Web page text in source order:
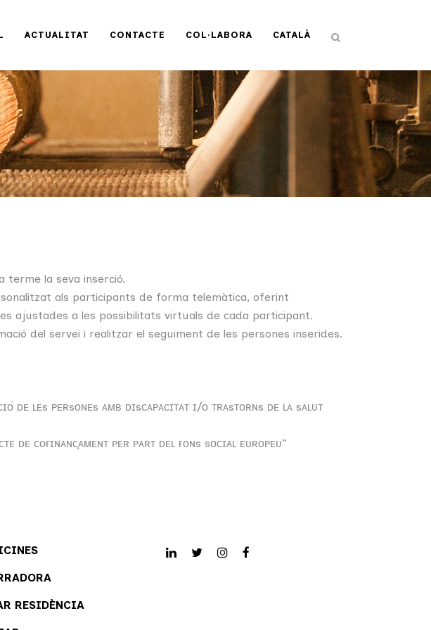
ACTUALITAT CONTACTE COL·LABORA CATALÀ
terme la seva inserció.
als participants de forma telemàtica, oferint
ajustades a les possibilitats virtuals de cada participant.
del servei i realitzar el seguiment de les persones inserides.
ᴅᴇ ʟᴇs ᴘᴇʀsᴏɴᴇs ᴀᴍʙ ᴅɪsᴄᴀᴘᴀᴄɪᴛᴀᴛ ɪ/ᴏ ᴛʀᴀsᴛᴏʀɴs ᴅᴇ ʟᴀ sᴀʟᴜᴛ
ᴅᴇ ᴄᴏғɪɴᴀɴᴄ̧ᴀᴍᴇɴᴛ ᴘᴇʀ ᴘᴀʀᴛ ᴅᴇʟ ғᴏɴs sᴏᴄɪᴀʟ ᴇᴜʀᴏᴘᴇᴜ”
RESIDÈNCIA